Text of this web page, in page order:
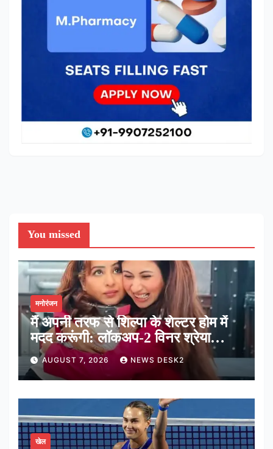
You missed
मनोरंजन
मैं अपनी तरफ से शिल्पा के शेल्टर होम में
मदद करूंगी: लॉकअप-2 विनर श्रेया
कालरा
AUGUST 7, 2026 NEWS DESK2
खेल